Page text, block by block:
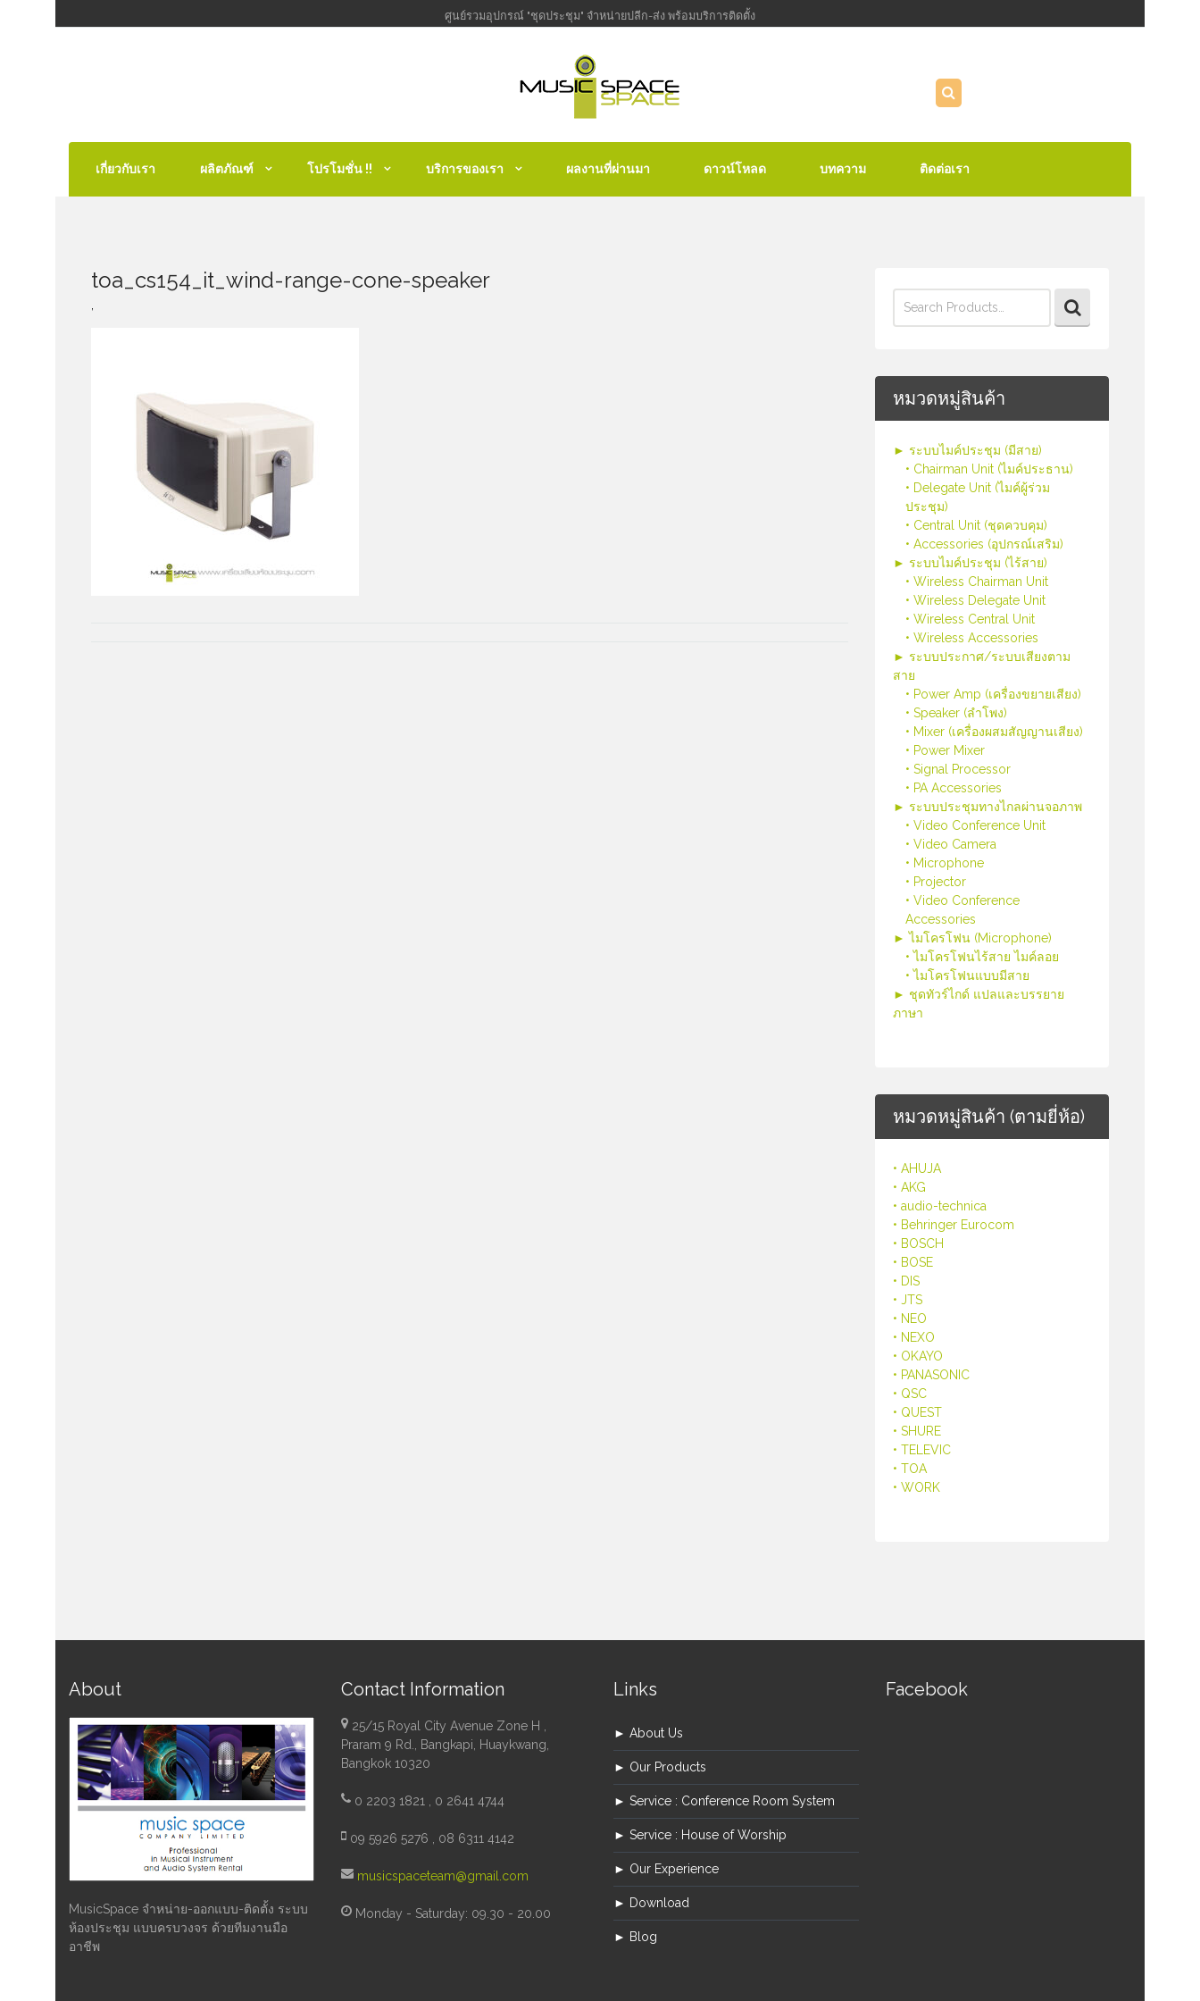
ศูนย์รวมอุปกรณ์ "ชุดประชุม" จำหน่ายปลีก-ส่ง พร้อมบริการติดตั้ง
เกี่ยวกับเรา ผลิตภัณฑ์ โปรโมชั่น !! บริการของเรา ผลงานที่ผ่านมา ดาวน์โหลด บทความ ติดต่อเรา
for:
หมวดหมู่สินค้า
► ระบบไมค์ประชุม (มีสาย)
• Chairman Unit (ไมค์ประธาน)
• Delegate Unit (ไมค์ผู้ร่วม
ประชุม)
• Central Unit (ชุดควบคุม)
• Accessories (อุปกรณ์เสริม)
► ระบบไมค์ประชุม (ไร้สาย)
• Wireless Chairman Unit
• Wireless Delegate Unit
• Wireless Central Unit
• Wireless Accessories
► ระบบประกาศ/ระบบเสียงตาม
สาย
• Power Amp (เครื่องขยายเสียง)
• Speaker (ลำโพง)
• Mixer (เครื่องผสมสัญญานเสียง)
• Power Mixer
• Signal Processor
• PA Accessories
► ระบบประชุมทางไกลผ่านจอภาพ
• Video Conference Unit
• Video Camera
• Microphone
• Projector
• Video Conference
Accessories
► ไมโครโฟน (Microphone)
• ไมโครโฟนไร้สาย ไมค์ลอย
• ไมโครโฟนแบบมีสาย
► ชุดทัวร์ไกด์ แปลและบรรยาย
ภาษา
หมวดหมู่สินค้า (ตามยี่ห้อ)
• AHUJA
• AKG
• audio-technica
• Behringer Eurocom
• BOSCH
• BOSE
• DIS
• JTS
• NEO
• NEXO
• OKAYO
• PANASONIC
• QSC
• QUEST
• SHURE
• TELEVIC
• TOA
• WORK
toa_cs154_it_wind-range-cone-speaker
About
MusicSpace จำหน่าย-ออกแบบ-ติดตั้ง ระบบ
ห้องประชุม แบบครบวงจร ด้วยทีมงานมือ
อาชีพ
Contact Information
25/15 Royal City Avenue Zone H ,
Praram 9 Rd., Bangkapi, Huaykwang,
Bangkok 10320
0 2203 1821 , 0 2641 4744
09 5926 5276 , 08 6311 4142
musicspaceteam@gmail.com
Monday - Saturday: 09.30 - 20.00
Links
► About Us
► Our Products
► Service : Conference Room System
► Service : House of Worship
► Our Experience
► Download
► Blog
Facebook